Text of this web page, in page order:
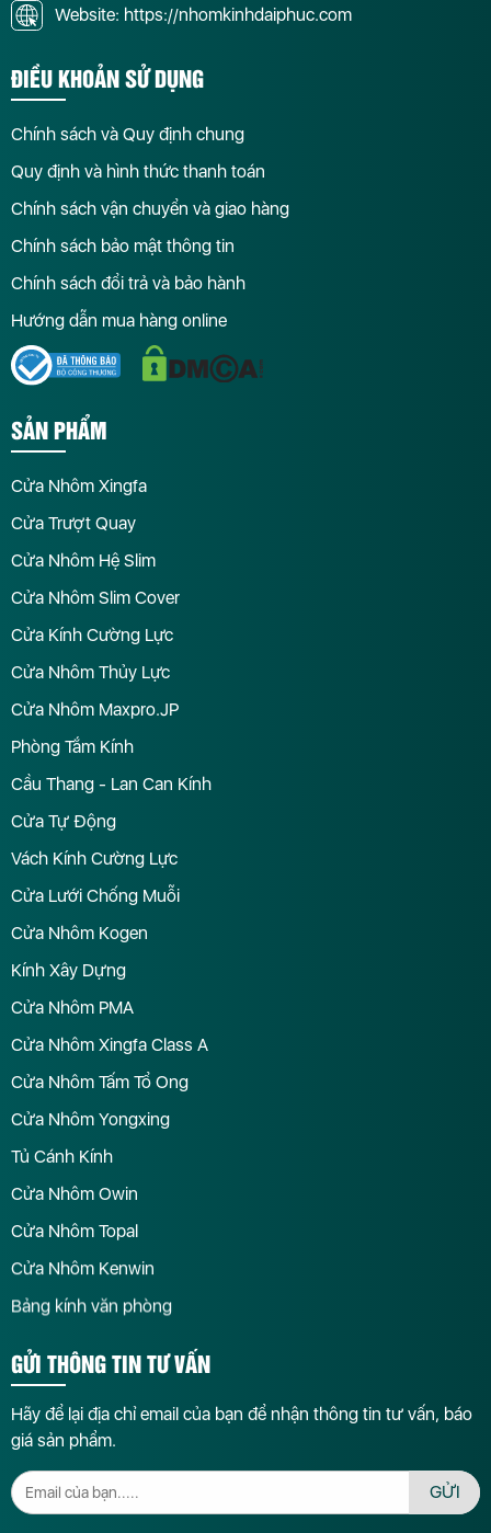
Website: https://nhomkinhdaiphuc.com
ĐIỀU KHOẢN SỬ DỤNG
Chính sách và Quy định chung
Quy định và hình thức thanh toán
Chính sách vận chuyển và giao hàng
Chính sách bảo mật thông tin
Chính sách đổi trả và bảo hành
Hướng dẫn mua hàng online
SẢN PHẨM
Cửa Nhôm Xingfa
Cửa Trượt Quay
Cửa Nhôm Hệ Slim
Cửa Nhôm Slim Cover
Cửa Kính Cường Lực
Cửa Nhôm Thủy Lực
Cửa Nhôm Maxpro.JP
Phòng Tắm Kính
Cầu Thang - Lan Can Kính
Cửa Tự Động
Vách Kính Cường Lực
Cửa Lưới Chống Muỗi
Cửa Nhôm Kogen
Kính Xây Dựng
Cửa Nhôm PMA
Cửa Nhôm Xingfa Class A
Cửa Nhôm Tấm Tổ Ong
Cửa Nhôm Yongxing
Tủ Cánh Kính
Cửa Nhôm Owin
Cửa Nhôm Topal
Cửa Nhôm Kenwin
Bảng kính văn phòng
GỬI THÔNG TIN TƯ VẤN
Hãy để lại địa chỉ email của bạn để nhận thông tin tư vấn, báo
giá sản phẩm.
GỬI